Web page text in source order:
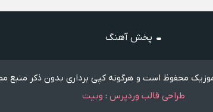
پخش آهنگ
محفوظ است و هرگونه کپی برداری بدون ذکر منبع
طراحی قالب وردپرس : وبیت